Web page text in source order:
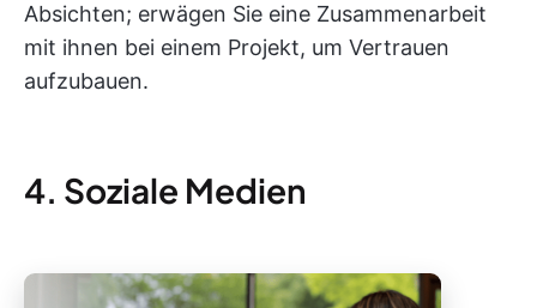
Absichten; erwägen Sie eine Zusammenarbeit
mit ihnen bei einem Projekt, um Vertrauen
aufzubauen.
4. Soziale Medien